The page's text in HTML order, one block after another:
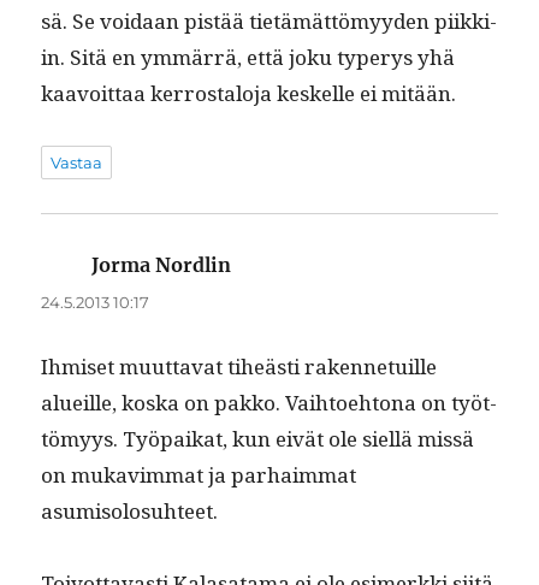
sä. Se voidaan pistää tietämät­tömyy­den piikki­
in. Sitä en ymmär­rä, että joku type­r­ys yhä
kaavoit­taa ker­rostalo­ja keskelle ei mitään.
Vastaa
Jorma Nordlin
24.5.2013 10:17
Ihmiset muut­ta­vat tiheästi raken­ne­tu­ille
alueille, kos­ka on pakko. Vai­h­toe­htona on työt­
tömyys. Työ­paikat, kun eivät ole siel­lä mis­sä
on mukav­im­mat ja parhaim­mat
asumisolosuhteet.